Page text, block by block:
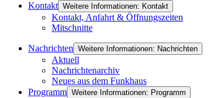
Kontakt Weitere Informationen: Kontakt
Kontakt, Anfahrt & Öffnungszeiten
Mitschnitte
Nachrichten Weitere Informationen: Nachrichten
Aktuell
Nachrichtenarchiv
Neues aus dem Funkhaus
Programm Weitere Informationen: Programm